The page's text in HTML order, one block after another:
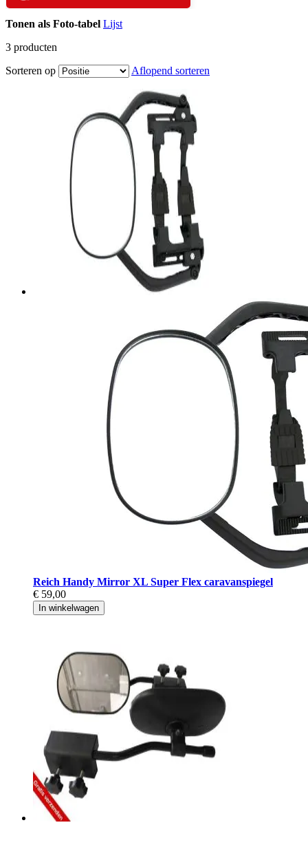
Tonen als Foto-tabel Lijst
3 producten
Sorteren op
Aflopend sorteren
Reich Handy Mirror XL Super Flex caravanspiegel
€ 59,00
In winkelwagen